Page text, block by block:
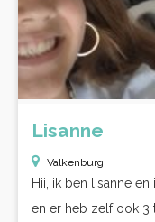
Lisanne
Valkenburg
Hii, ik ben lisanne en
en er heb zelf ook 3